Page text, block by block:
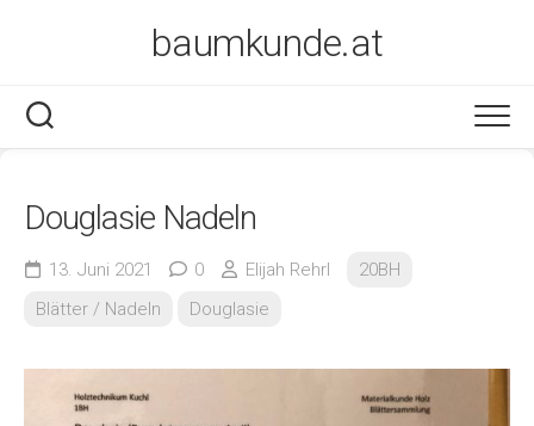
baumkunde.at
Douglasie Nadeln
13. Juni 2021 0 Elijah Rehrl
20BH
Blätter / Nadeln
Douglasie